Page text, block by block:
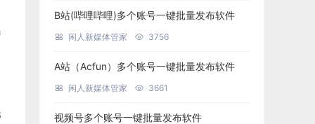
B站(哔哩哔哩)多个账号一键批量发布软件
闲人新媒体管家 3756
A站（Acfun）多个账号一键批量发布软件
闲人新媒体管家 3661
视频号多个账号一键批量发布软件